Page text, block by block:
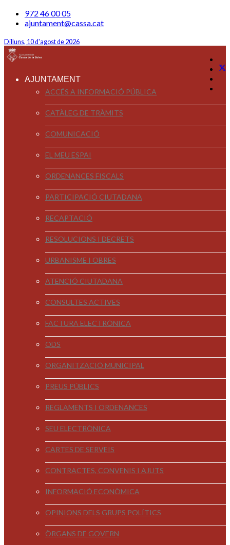
972 46 00 05
ajuntament@cassa.cat
Dilluns, 10 d'agost de 2026
AJUNTAMENT
ACCÉS A INFORMACIÓ PÚBLICA
CATÀLEG DE TRÀMITS
COMUNICACIÓ
EL MEU ESPAI
ORDENANCES FISCALS
PARTICIPACIÓ CIUTADANA
RECAPTACIÓ
RESOLUCIONS I DECRETS
URBANISME I OBRES
ATENCIÓ CIUTADANA
CONSULTES ACTIVES
FACTURA ELECTRÒNICA
ODS
ORGANITZACIÓ MUNICIPAL
PREUS PÚBLICS
REGLAMENTS I ORDENANCES
SEU ELECTRÒNICA
CARTES DE SERVEIS
CONTRACTES, CONVENIS I AJUTS
INFORMACIÓ ECONÒMICA
OPINIONS DELS GRUPS POLÍTICS
ÒRGANS DE GOVERN